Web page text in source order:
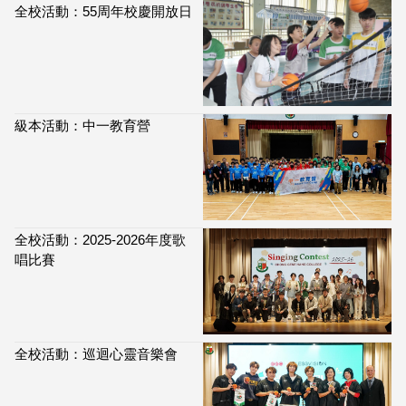
全校活動：55周年校慶開放日
級本活動：中一教育營
全校活動：2025-2026年度歌
唱比賽
全校活動：巡迴心靈音樂會